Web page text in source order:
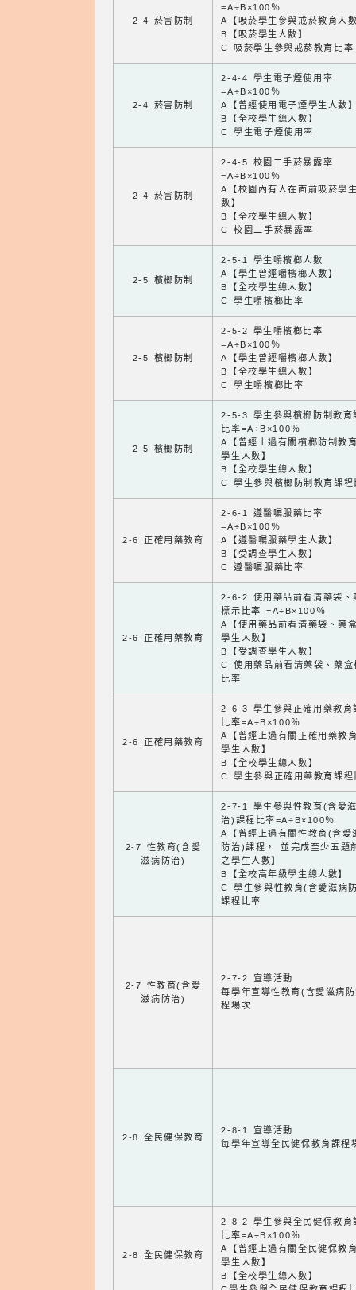
2-4 菸害防制
=A÷B×100％
A【吸菸學生參與戒菸教育人
B【吸菸學生人數】
C 吸菸學生參與戒菸教育比率
2-4 菸害防制
2-4-4 學生電子煙使用率
=A÷B×100％
A【曾經使用電子煙學生人數
B【全校學生總人數】
C 學生電子煙使用率
2-4 菸害防制
2-4-5 校園二手菸暴露率
=A÷B×100％
A【校園內有人在面前吸菸學
數】
B【全校學生總人數】
C 校園二手菸暴露率
2-5 檳榔防制
2-5-1 學生嚼檳榔人數
A【學生曾經嚼檳榔人數】
B【全校學生總人數】
C 學生嚼檳榔比率
2-5 檳榔防制
2-5-2 學生嚼檳榔比率
=A÷B×100％
A【學生曾經嚼檳榔人數】
B【全校學生總人數】
C 學生嚼檳榔比率
2-5 檳榔防制
2-5-3 學生參與檳榔防制教育
比率=A÷B×100％
A【曾經上過有關檳榔防制教
學生人數】
B【全校學生總人數】
C 學生參與檳榔防制教育課程
2-6 正確用藥教育
2-6-1 遵醫囑服藥比率
=A÷B×100％
A【遵醫囑服藥學生人數】
B【受調查學生人數】
C 遵醫囑服藥比率
2-6 正確用藥教育
2-6-2 使用藥品前看清藥袋、
標示比率 =A÷B×100％
A【使用藥品前看清藥袋、藥
學生人數】
B【受調查學生人數】
C 使用藥品前看清藥袋、藥盒
比率
2-6 正確用藥教育
2-6-3 學生參與正確用藥教育
比率=A÷B×100％
A【曾經上過有關正確用藥教
學生人數】
B【全校學生總人數】
C 學生參與正確用藥教育課程
2-7 性教育(含愛
滋病防治)
2-7-1 學生參與性教育(含愛
治)課程比率=A÷B×100％
A【曾經上過有關性教育(含愛
防治)課程， 並完成至少五題
之學生人數】
B【全校高年級學生總人數】
C 學生參與性教育(含愛滋病
課程比率
2-7 性教育(含愛
滋病防治)
2-7-2 宣導活動
每學年宣導性教育(含愛滋病
程場次
2-8 全民健保教育
2-8-1 宣導活動
每學年宣導全民健保教育課程
2-8 全民健保教育
2-8-2 學生參與全民健保教育
比率=A÷B×100％
A【曾經上過有關全民健保教
學生人數】
B【全校學生總人數】